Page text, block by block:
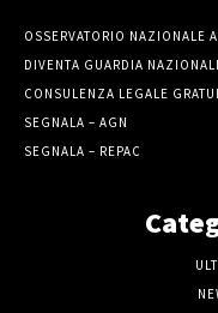
OSSERVATORIO NAZIONALE
DIVENTA GUARDIA
CONSULENZA LEGALE
SEGNALA – AGN
SEGNALA – REPAC